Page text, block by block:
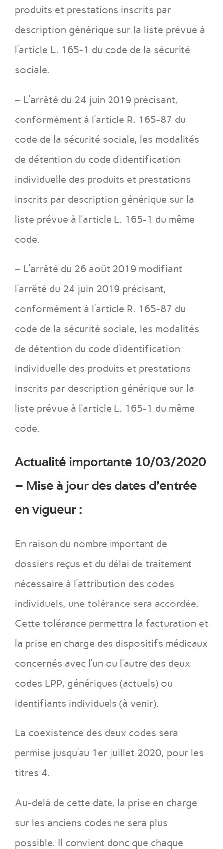
produits et prestations inscrits par
description générique sur la liste prévue à
l’article L. 165-1 du code de la sécurité
sociale.
– L’arrêté du 24 juin 2019 précisant,
conformément à l’article R. 165-87 du
code de la sécurité sociale, les modalités
de détention du code d’identification
individuelle des produits et prestations
inscrits par description générique sur la
liste prévue à l’article L. 165-1 du même
code.
– L’arrêté du 26 août 2019 modifiant
l’arrêté du 24 juin 2019 précisant,
conformément à l’article R. 165-87 du
code de la sécurité sociale, les modalités
de détention du code d’identification
individuelle des produits et prestations
inscrits par description générique sur la
liste prévue à l’article L. 165-1 du même
code.
Actualité importante 10/03/2020
– Mise à jour des dates d’entrée
en vigueur :
En raison du nombre important de
dossiers reçus et du délai de traitement
nécessaire à l’attribution des codes
individuels, une tolérance sera accordée.
Cette tolérance permettra la facturation et
la prise en charge des dispositifs médicaux
concernés avec l’un ou l’autre des deux
codes LPP, génériques (actuels) ou
identifiants individuels (à venir).
La coexistence des deux codes sera
permise jusqu’au 1er juillet 2020, pour les
titres 4.
Au-delà de cette date, la prise en charge
sur les anciens codes ne sera plus
possible. Il convient donc que chaque